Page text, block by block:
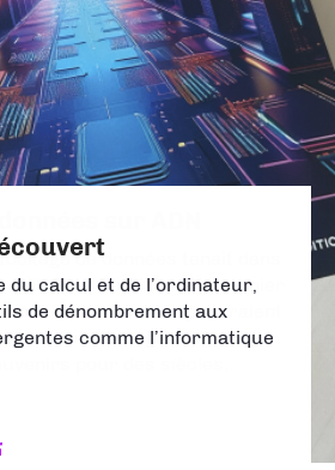
du calcul et de l’ordinateur,
de dénombrement aux
comme l’informatique